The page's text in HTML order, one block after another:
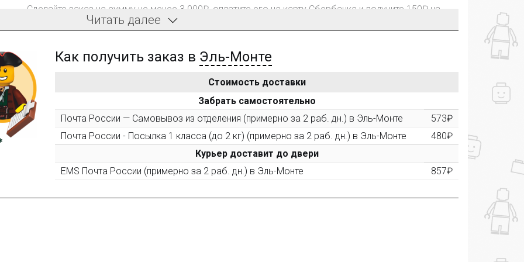
Сделайте заказ на сумму не менее 3 000₽, оплатите его на карту Сбербанка и получите 150₽ на
компенсацию доставки.
После того, как сумма Ваших заказов превысит 3000 рублей, Вы получите постоянную скидку на
все повторные заказы - 10%
Пришлите фото поэтапной сборки купленного конструктора и получите дополнительную скидку
10% при покупке следующего набора (не дороже 10 000 рублей).
за текстовый отзыв или 100₽ за отзыв с фото.
Читать далее
Как получить заказ в Эль-Монте
Стоимость доставки
Забрать самостоятельно
Почта России — Самовывоз из отделения (примерно за 2 раб. дн.) в Эль-Монте
573₽
Почта России - Посылка 1 класса (до 2 кг) (примерно за 2 раб. дн.) в Эль-Монте
480₽
Курьер доставит до двери
EMS Почта России (примерно за 2 раб. дн.) в Эль-Монте
857₽